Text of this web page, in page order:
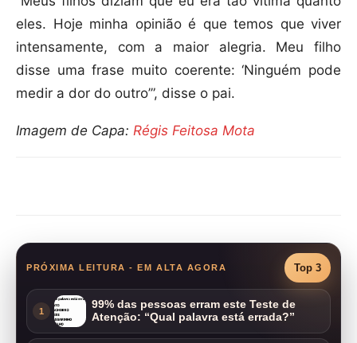
eles. Hoje minha opinião é que temos que viver
intensamente, com a maior alegria. Meu filho
disse uma frase muito coerente: ‘Ninguém pode
medir a dor do outro’”, disse o pai.
Imagem de Capa: Régis Feitosa Mota
PRÓXIMA LEITURA - EM ALTA AGORA Top 3
1
99% das pessoas erram este Teste de
Atenção: “Qual palavra está errada?”